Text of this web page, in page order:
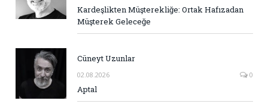
Kardeşlikten Müşterekliğe: Ortak Hafızadan
Müşterek Geleceğe
Cüneyt Uzunlar
02.08.2026 0
Aptal